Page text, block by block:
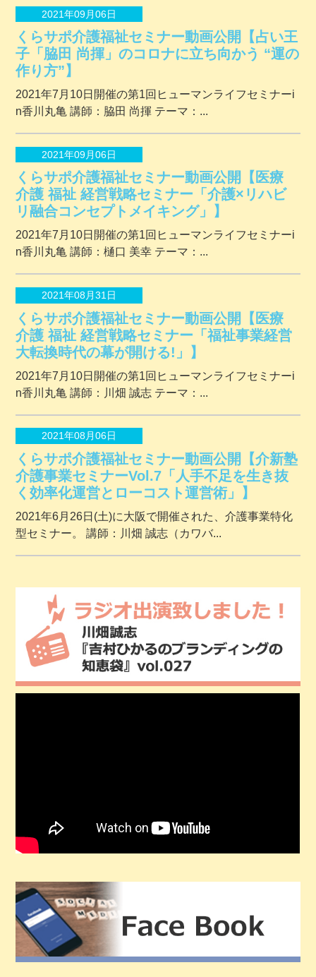
2021年09月06日
くらサポ介護福祉セミナー動画公開【占い王
子「脇田 尚揮」のコロナに立ち向かう “運の
作り方”】
2021年7月10日開催の第1回ヒューマンライフセミナーi
n香川丸亀 講師：脇田 尚揮 テーマ：...
2021年09月06日
くらサポ介護福祉セミナー動画公開【医療
介護 福祉 経営戦略セミナー「介護×リハビ
リ融合コンセプトメイキング」】
2021年7月10日開催の第1回ヒューマンライフセミナーi
n香川丸亀 講師：樋口 美幸 テーマ：...
2021年08月31日
くらサポ介護福祉セミナー動画公開【医療
介護 福祉 経営戦略セミナー「福祉事業経営
大転換時代の幕が開ける!」】
2021年7月10日開催の第1回ヒューマンライフセミナーi
n香川丸亀 講師：川畑 誠志 テーマ：...
2021年08月06日
くらサポ介護福祉セミナー動画公開【介新塾
介護事業セミナーVol.7「人手不足を生き抜
く効率化運営とローコスト運営術」】
2021年6月26日(土)に大阪で開催された、介護事業特化
型セミナー。 講師：川畑 誠志（カワバ...